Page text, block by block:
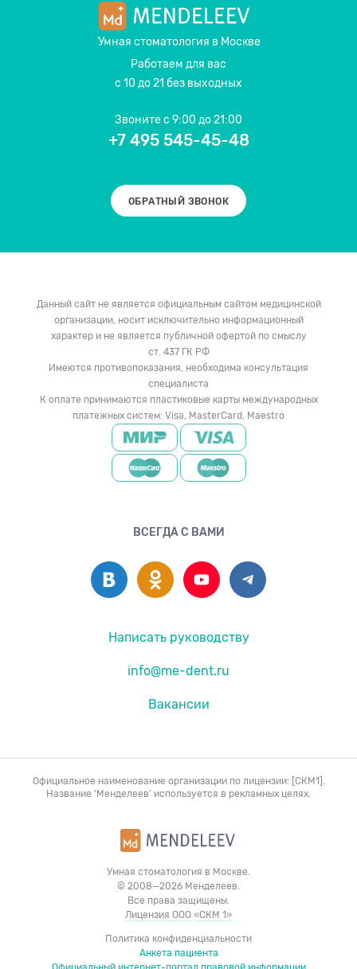
Умная стоматология в Москве
Работаем для вас
с 10 до 21 без выходных
Звонитес 9:00 до 21:00
+7 495 545-45-48
ОБРАТНЫЙ ЗВОНОК
Данный сайт не является официальным сайтом медицинской
организации, носит исключительно информационный
характер и не является публичной офертой по смыслу
ст. 437 ГК РФ
Имеются противопоказания, необходима консультация
специалиста
К оплате принимаются пластиковые карты международных
платежных систем: Visa, MasterCard, Maestro
ВСЕГДА С ВАМИ
Написать руководству
info@me-dent.ru
Вакансии
Официальное наименование организации по лицензии: [СКМ1].
Название 'Менделеев' используется в рекламных целях.
Умная стоматология в Москве.
© 2008—2026 Менделеев.
Все права защищены.
Лицензия ООО «СКМ 1»
Политика конфиденциальности
Анкета пациента